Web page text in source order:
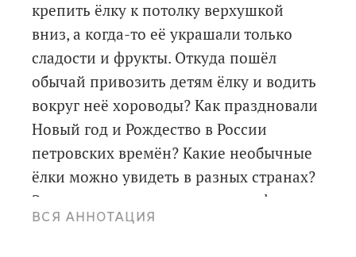
крепить ёлку к потолку верхушкой
вниз, а когда-то её украшали только
сладости и фрукты. Откуда пошёл
обычай привозить детям ёлку и водить
вокруг неё хороводы? Как праздновали
Новый год и Рождество в России
петровских времён? Какие необычные
ёлки можно увидеть в разных странах?
Эта книга полна удивительных фактов
и интересных историй.
ВСЯ АННОТАЦИЯ